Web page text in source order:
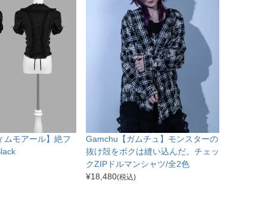
ムモアール】絶フ
Gamchu【ガムチュ】モンスターの
抜け殻をボクは縫い込んだ。チェッ
クZIPドルマンシャツ/全2色
¥18,480(税込)